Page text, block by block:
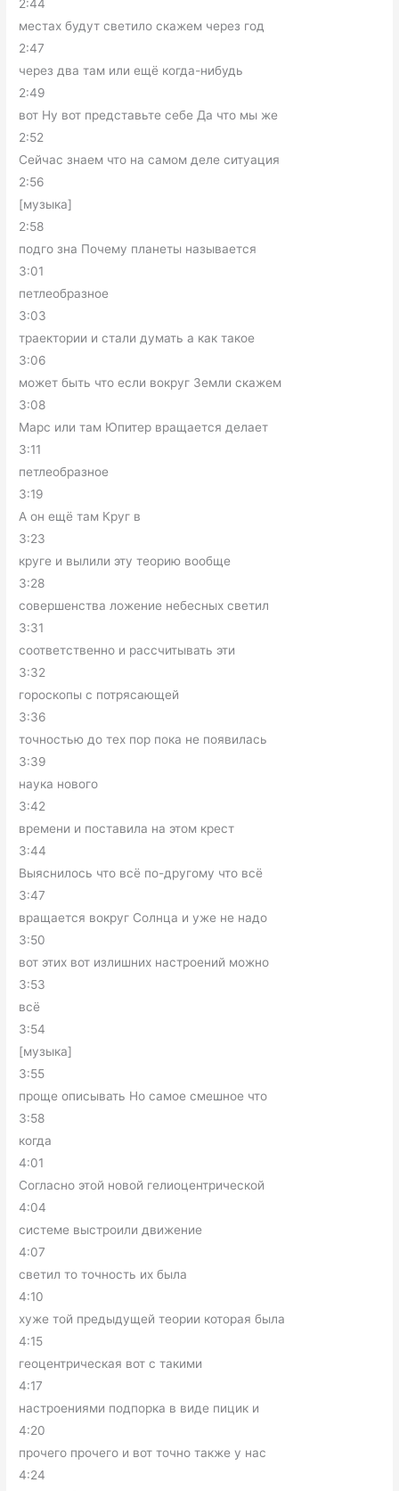
2:44
местах будут светило скажем через год
2:47
через два там или ещё когда-нибудь
2:49
вот Ну вот представьте себе Да что мы же
2:52
Сейчас знаем что на самом деле ситуация
2:56
[музыка]
2:58
подго зна Почему планеты называется
3:01
петлеобразное
3:03
траектории и стали думать а как такое
3:06
может быть что если вокруг Земли скажем
3:08
Марс или там Юпитер вращается делает
3:11
петлеобразное
3:19
А он ещё там Круг в
3:23
круге и вылили эту теорию вообще
3:28
совершенства ложение небесных светил
3:31
соответственно и рассчитывать эти
3:32
гороскопы с потрясающей
3:36
точностью до тех пор пока не появилась
3:39
наука нового
3:42
времени и поставила на этом крест
3:44
Выяснилось что всё по-другому что всё
3:47
вращается вокруг Солнца и уже не надо
3:50
вот этих вот излишних настроений можно
3:53
всё
3:54
[музыка]
3:55
проще описывать Но самое смешное что
3:58
когда
4:01
Согласно этой новой гелиоцентрической
4:04
системе выстроили движение
4:07
светил то точность их была
4:10
хуже той предыдущей теории которая была
4:15
геоцентрическая вот с такими
4:17
настроениями подпорка в виде пицик и
4:20
прочего прочего и вот точно также у нас
4:24